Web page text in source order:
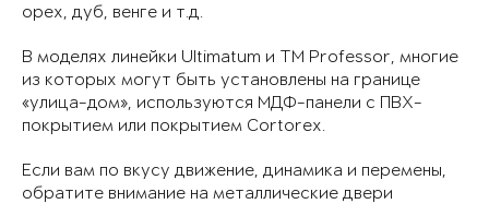
орех, дуб, венге и т.д.
В моделях линейки Ultimatum и TM Professor, многие
из которых могут быть установлены на границе
«улица-дом», используются МДФ-панели с ПВХ-
покрытием или покрытием Cortorex.
Если вам по вкусу движение, динамика и перемены,
обратите внимание на металлические двери